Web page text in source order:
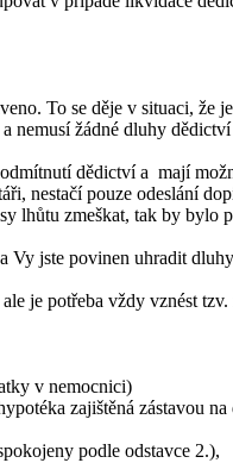
To se děje v situaci, že
žádné dluhy
dědictví a mají
nestačí pouze odeslání
lhůtu zmeškat, tak by bylo
Vy jste povinen uhradit
je potřeba vždy vznést
v nemocnici)
zajištěná zástavou na
podle odstavce 2.),